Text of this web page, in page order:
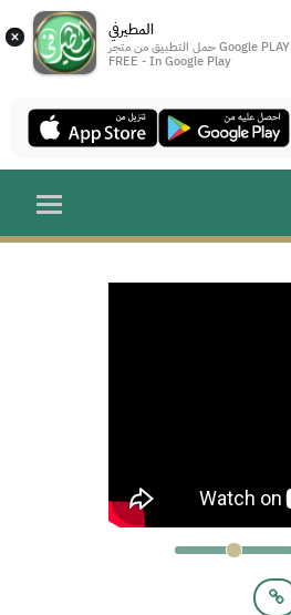
× المطيرفي
حمل التطبيق من متجر Google PLAY
FREE - In Google Play